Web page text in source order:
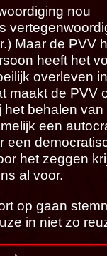
nou
Maar de PVV
heeft het
overleven
maakt de PVV
het behalen van
een
een
het zeggen
al voor.
op gaan
in niet zo